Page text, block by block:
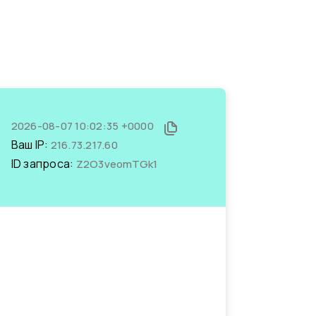
2026-08-07 10:02:35 +0000
Ваш IP: 216.73.217.60
ID запроса: Z2O3veomTGk1